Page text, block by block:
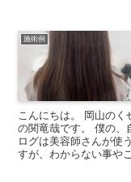
施術例
こんにちは。 岡山の
の関竜哉です。 僕の、
ログは美容師さんが使
すが、わからない事や